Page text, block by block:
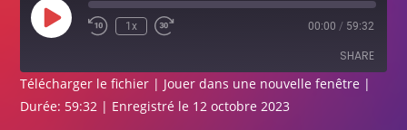
Play
Episode
1x 00:00 / 59:32
SHARE
SHARE
Télécharger le fichier | Jouer dans une nouvelle fenêtre |
Durée: 59:32 | Enregistré le 12 octobre 2023